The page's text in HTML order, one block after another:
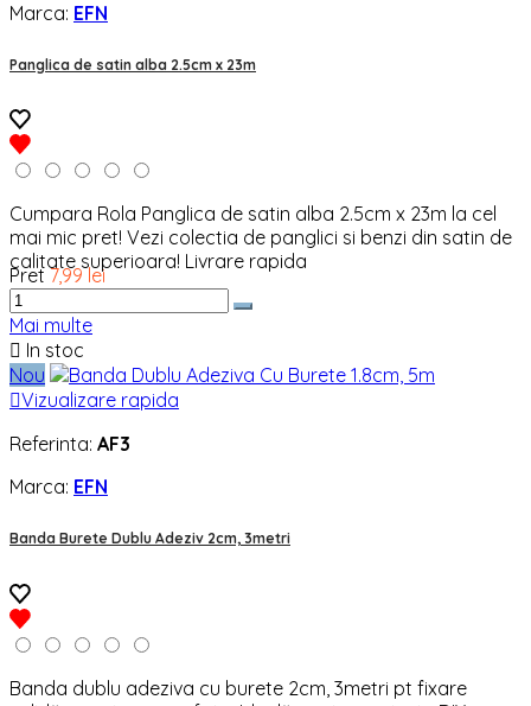
Marca: EFN
Panglica de satin alba 2.5cm x 23m
Cumpara Rola Panglica de satin alba 2.5cm x 23m la cel
mai mic pret! Vezi colectia de panglici si benzi din satin de
calitate superioara! Livrare rapida
Pret 7,99 lei
Mai multe
 In stoc
Nou
Vizualizare rapida
Referinta: AF3
Marca: EFN
Banda Burete Dublu Adeziv 2cm, 3metri
Banda dublu adeziva cu burete 2cm, 3metri pt fixare